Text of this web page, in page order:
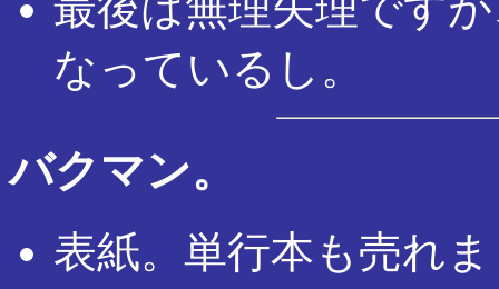
なっているし。
バクマン。
表紙。単行本も売れ